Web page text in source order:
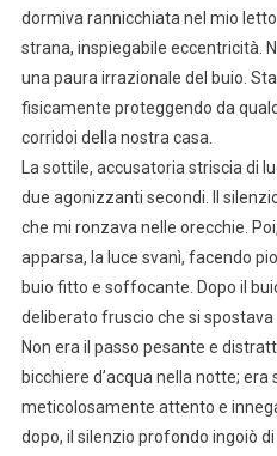
dormiva rannicchiata nel mio
strana, inspiegabile eccentricità.
una paura irrazionale del buio.
fisicamente proteggendo da
corridoi della nostra casa.
La sottile, accusatoria striscia di
due agonizzanti secondi. Il
che mi ronzava nelle orecchie.
apparsa, la luce svanì, facendo
buio fitto e soffocante. Dopo il
deliberato fruscio che si
Non era il passo pesante e
bicchiere d’acqua nella notte;
meticolosamente attento e
dopo, il silenzio profondo ingoiò